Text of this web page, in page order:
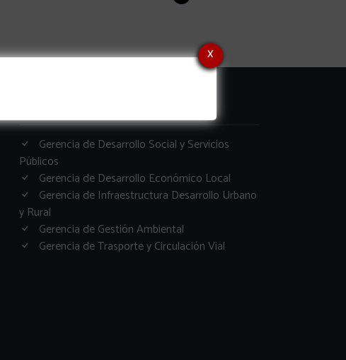
x
Gerencia de Desarrollo Social y Servicios
Públicos
Gerencia de Desarrollo Económico Local
Gerencia de Infraestructura Desarrollo Urbano
y Rural
Gerencia de Gestión Ambiental
Gerencia de Trasporte y Circulación Vial